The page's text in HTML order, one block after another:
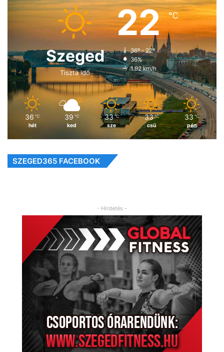
Szeged
Tiszta idő
22℃
36º - 22º
36%
1.92 km/h
36 ℃
hét
39 ℃
ked
33 ℃
sze
33 ℃
csü
33 ℃
pén
SZEGED365 FACEBOOK
- Hirdetés -